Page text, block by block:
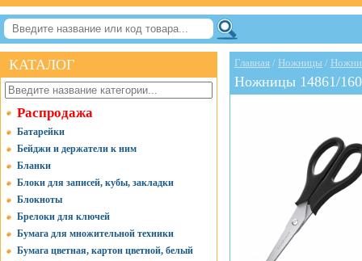
КАТАЛОГ
Распродажа
Батарейки
Бейджи и держатели к ним
Бланки
Блоки для записей, кубы, закладки
Блокноты
Брелоки для ключей
Бумага для множительной техники
Бумага цветная, картон цветной, белый
Главная / Ножницы /
Ножницы 14861/